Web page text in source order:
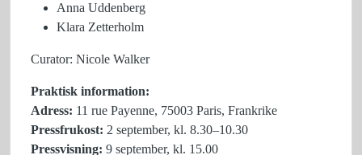
Anna Uddenberg
Klara Zetterholm
Curator: Nicole Walker
Praktisk information:
Adress: 11 rue Payenne, 75003 Paris, Frankrike
Pressfrukost: 2 september, kl. 8.30–10.30
Pressvisning: 9 september, kl. 15.00